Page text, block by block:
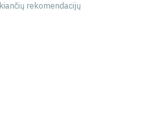
rekomendacijų